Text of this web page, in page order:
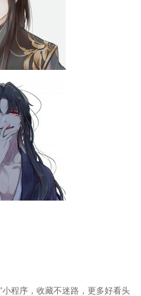
小程序，收藏不迷路，更多好看头